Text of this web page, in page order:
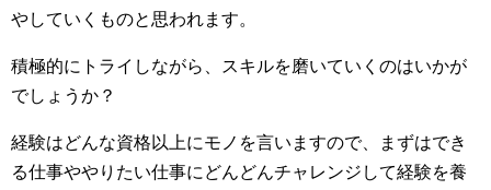
やしていくものと思われます。
積極的にトライしながら、スキルを磨いていくのはいかが
でしょうか？
経験はどんな資格以上にモノを言いますので、まずはでき
る仕事ややりたい仕事にどんどんチャレンジして経験を養